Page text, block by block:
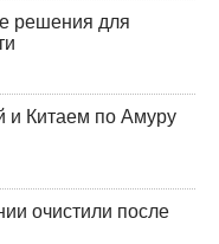
решения для
и Китаем по Амуру
очистили после